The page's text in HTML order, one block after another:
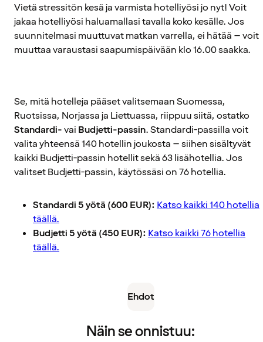
Vietä stressitön kesä ja varmista hotelliyösi jo nyt! Voit
jakaa hotelliyösi haluamallasi tavalla koko kesälle. Jos
suunnitelmasi muuttuvat matkan varrella, ei hätää – voit
muuttaa varaustasi saapumispäivään klo 16.00 saakka.
Se, mitä hotelleja pääset valitsemaan Suomessa,
Ruotsissa, Norjassa ja Liettuassa, riippuu siitä, ostatko
Standardi-vai Budjetti-passin. Standardi-passilla voit
valita yhteensä 140 hotellin joukosta – siihen sisältyvät
kaikki Budjetti-passin hotellit sekä 63 lisähotellia. Jos
valitset Budjetti-passin, käytössäsi on 76 hotellia.
Standardi 5 yötä (600 EUR): Katso kaikki 140 hotellia
täällä.
Budjetti 5 yötä (450 EUR): Katso kaikki 76 hotellia
täällä.
Ehdot
Näin se onnistuu: